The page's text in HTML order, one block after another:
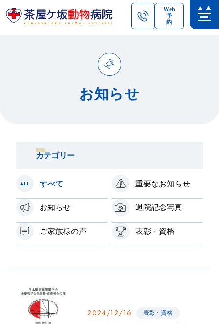
Web
予
約
お知らせ
カテゴリー
すべて 重要なお知らせ
お知らせ 退院記念写真
ご家族様の声 表彰・資格
2024/12/16 表彰・資格